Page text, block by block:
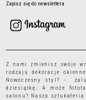
Zapisz się do newslettera
Z nami zmienisz swoje
rodzajudekoracje okienne
Nowoczesny styl? -
dziesiątkę. A może
salonu? Nasza sztukateria